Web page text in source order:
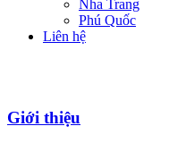
Nha Trang
Phú Quốc
Liên hệ
Giới thiệu